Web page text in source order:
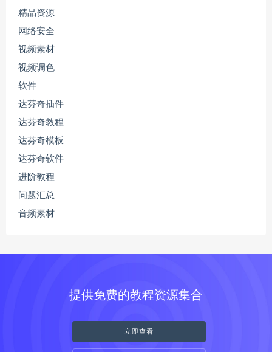
精品资源
网络安全
视频素材
视频调色
软件
达芬奇插件
达芬奇教程
达芬奇模板
达芬奇软件
进阶教程
问题汇总
音频素材
提供免费的教程资源集合
立即查看